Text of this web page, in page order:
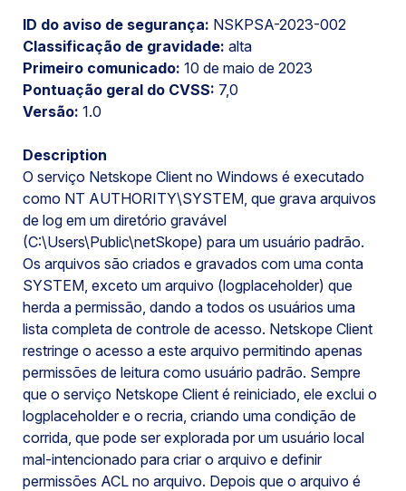
ID do aviso de segurança: NSKPSA-2023-002
Classificação de gravidade: alta
Primeiro comunicado: 10 de maio de 2023
Pontuação geral do CVSS: 7,0
Versão: 1.0
Description
O serviço Netskope Client no Windows é executado
como NT AUTHORITY\SYSTEM, que grava arquivos
de log em um diretório gravável
(C:\Users\Public\netSkope) para um usuário padrão.
Os arquivos são criados e gravados com uma conta
SYSTEM, exceto um arquivo (logplaceholder) que
herda a permissão, dando a todos os usuários uma
lista completa de controle de acesso. Netskope Client
restringe o acesso a este arquivo permitindo apenas
permissões de leitura como usuário padrão. Sempre
que o serviço Netskope Client é reiniciado, ele exclui o
logplaceholder e o recria, criando uma condição de
corrida, que pode ser explorada por um usuário local
mal-intencionado para criar o arquivo e definir
permissões ACL no arquivo. Depois que o arquivo é